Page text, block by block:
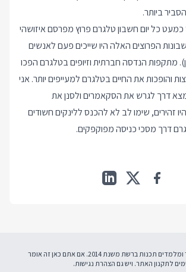
ביותר.
כל יום חשבון טלגרם פרוץ מפרסם איזושהי
הפרוצים האלה היו שייכים פעם לאנשים
מתקפות הנדסה חברתית וזיופים בטלגרם הפכו
והופכות את החיים בטלגרם למעייפים יותר. אני
דרך לגרש את הסקאמרים ולסנן את
זהירים, שימו לב לא להכנס ללינקים חשודים
דרך מסכי כניסה מפוקפקים.
אנחנו באוויר ומלמדים תכנות ברשת משנת 2014. אם אתם כאן זה אומר
לתקנון האתר. ויש גם הצהרת נגישות.